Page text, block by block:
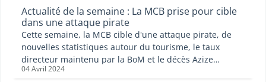
Actualité de la semaine : La MCB prise pour cible
dans une attaque pirate
Cette semaine, la MCB cible d'une attaque pirate, de
nouvelles statistiques autour du tourisme, le taux
directeur maintenu par la BoM et le décès Azize
Asgarally, figure importante de la politique
04 Avril 2024